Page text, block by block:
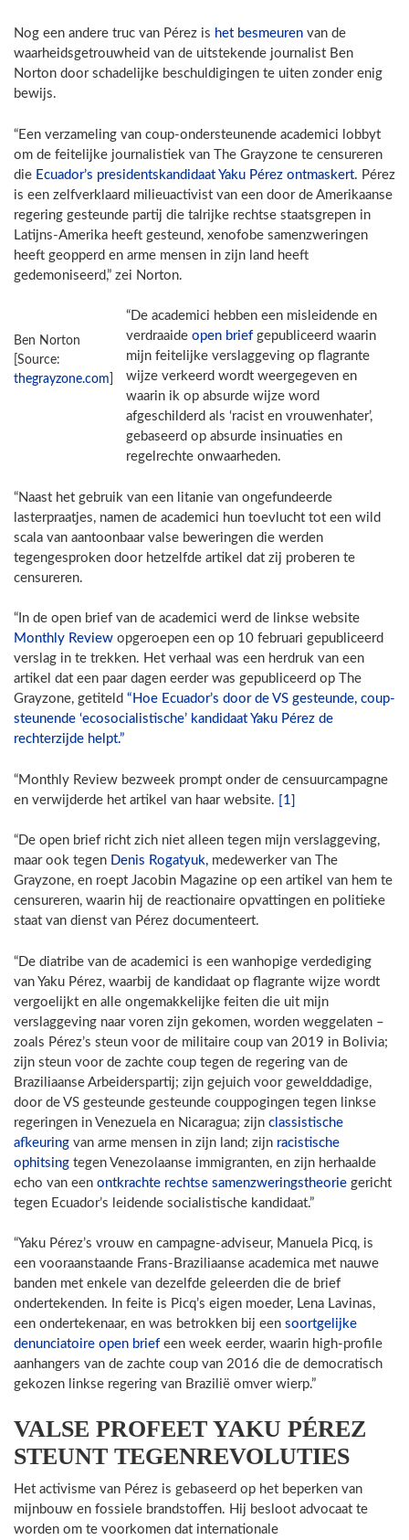
Nog een andere truc van Pérez is het besmeuren van de
waarheidsgetrouwheid van de uitstekende journalist Ben
Norton door schadelijke beschuldigingen te uiten zonder enig
bewijs.
“Een verzameling van coup-ondersteunende academici lobbyt
om de feitelijke journalistiek van The Grayzone te censureren
die Ecuador’s presidentskandidaat Yaku Pérez ontmaskert. Pérez
is een zelfverklaard milieuactivist van een door de Amerikaanse
regering gesteunde partij die talrijke rechtse staatsgrepen in
Latijns-Amerika heeft gesteund, xenofobe samenzweringen
heeft geopperd en arme mensen in zijn land heeft
gedemoniseerd,” zei Norton.
Ben Norton
[Source:
thegrayzone.com
“De academici hebben een misleidende en
verdraaide open brief gepubliceerd waarin
mijn feitelijke verslaggeving op flagrante
wijze verkeerd wordt weergegeven en
waarin ik op absurde wijze word
afgeschilderd als ‘racist en vrouwenhater’,
gebaseerd op absurde insinuaties en
regelrechte onwaarheden.
“Naast het gebruik van een litanie van ongefundeerde
lasterpraatjes, namen de academici hun toevlucht tot een wild
scala van aantoonbaar valse beweringen die werden
tegengesproken door hetzelfde artikel dat zij proberen te
censureren.
“In de open brief van de academici werd de linkse website
Monthly Review opgeroepen een op 10 februari gepubliceerd
verslag in te trekken. Het verhaal was een herdruk van een
artikel dat een paar dagen eerder was gepubliceerd op The
Grayzone, getiteld “Hoe Ecuador’s door de VS gesteunde, coup-
steunende ‘ecosocialistische’ kandidaat Yaku Pérez de
rechterzijde helpt.”
“Monthly Review bezweek prompt onder de censuurcampagne
en verwijderde het artikel van haar website. [1]
“De open brief richt zich niet alleen tegen mijn verslaggeving,
maar ook tegen Denis Rogatyuk, medewerker van The
Grayzone, en roept Jacobin Magazine op een artikel van hem te
censureren, waarin hij de reactionaire opvattingen en politieke
staat van dienst van Pérez documenteert.
“De diatribe van de academici is een wanhopige verdediging
van Yaku Pérez, waarbij de kandidaat op flagrante wijze wordt
vergoelijkt en alle ongemakkelijke feiten die uit mijn
verslaggeving naar voren zijn gekomen, worden weggelaten –
zoals Pérez’s steun voor de militaire coup van 2019 in Bolivia;
zijn steun voor de zachte coup tegen de regering van de
Braziliaanse Arbeiderspartij; zijn gejuich voor gewelddadige,
door de VS gesteunde gesteunde couppogingen tegen linkse
regeringen in Venezuela en Nicaragua; zijn classistische
afkeuring van arme mensen in zijn land; zijn racistische
ophitsing tegen Venezolaanse immigranten, en zijn herhaalde
echo van een ontkrachte rechtse samenzweringstheorie gericht
tegen Ecuador’s leidende socialistische kandidaat.”
“Yaku Pérez’s vrouw en campagne-adviseur, Manuela Picq, is
een vooraanstaande Frans-Braziliaanse academica met nauwe
banden met enkele van dezelfde geleerden die de brief
ondertekenden. In feite is Picq’s eigen moeder, Lena Lavinas,
een ondertekenaar, en was betrokken bij een soortgelijke
denunciatoire open brief een week eerder, waarin high-profile
aanhangers van de zachte coup van 2016 die de democratisch
gekozen linkse regering van Brazilië omver wierp.”
VALSE PROFEET YAKU PÉREZ
STEUNT TEGENREVOLUTIES
Het activisme van Pérez is gebaseerd op het beperken van
mijnbouw en fossiele brandstoffen. Hij besloot advocaat te
worden om te voorkomen dat internationale